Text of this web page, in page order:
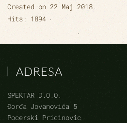
Created on 22 Maj 2018.
Hits: 1894
ADRESA
SPEKTAR D.O.O.
Đorđa Jovanovića 5
Pocerski Pricinovic